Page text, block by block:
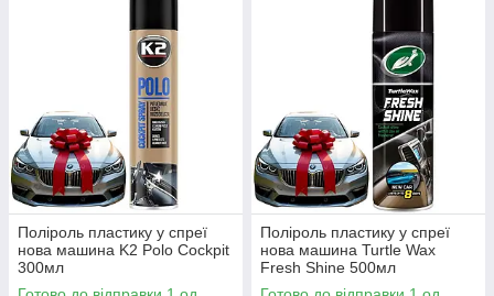
Поліроль пластику у спреї
нова машина K2 Polo Cockpit
300мл
Поліроль пластику у спреї
нова машина Turtle Wax
Fresh Shine 500мл